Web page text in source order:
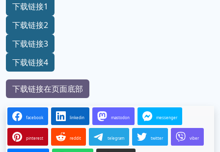
下载链接1
下载链接2
下载链接3
下载链接4
下载链接在页面底部
facebook linkedin mastodon messenger
pinterest reddit telegram twitter viber